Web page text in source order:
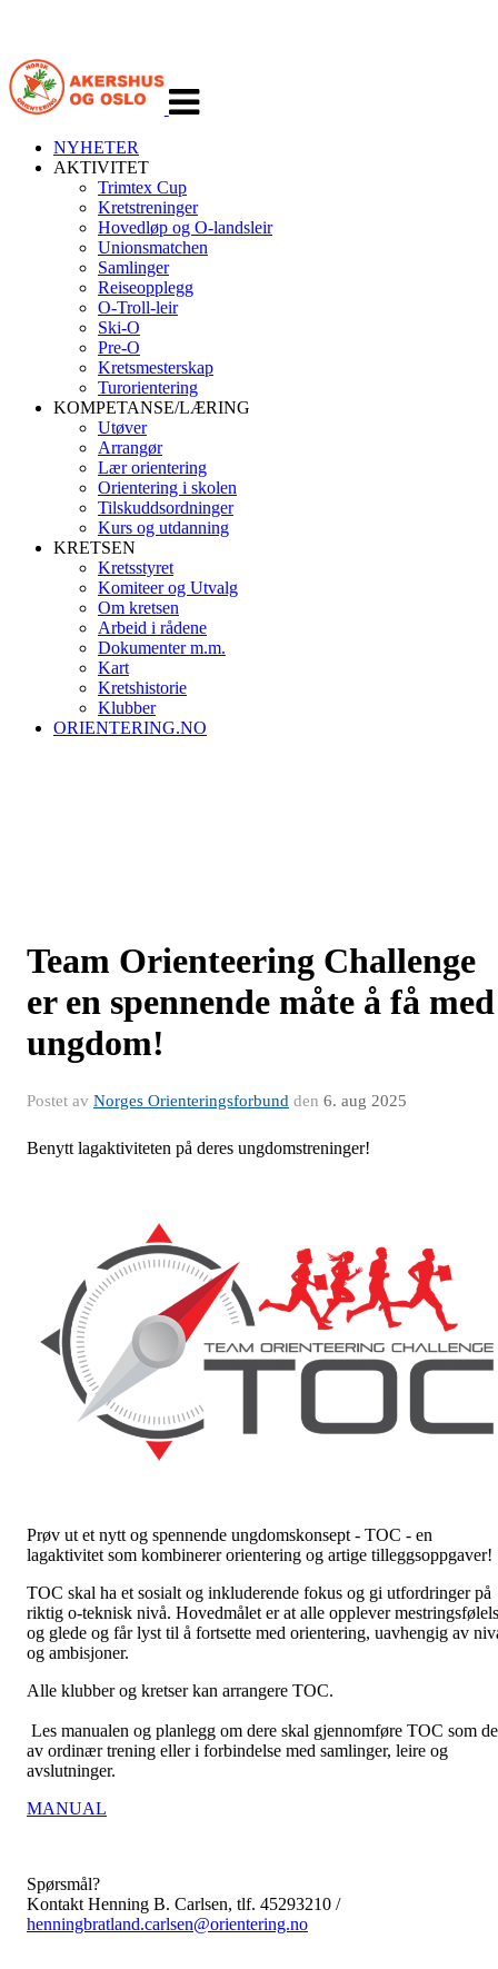
navigasjon
NYHETER
AKTIVITET
Trimtex Cup
Kretstreninger
Hovedløp og O-landsleir
Unionsmatchen
Samlinger
Reiseopplegg
O-Troll-leir
Ski-O
Pre-O
Kretsmesterskap
Turorientering
KOMPETANSE/LÆRING
Utøver
Arrangør
Lær orientering
Orientering i skolen
Tilskuddsordninger
Kurs og utdanning
KRETSEN
Kretsstyret
Komiteer og Utvalg
Om kretsen
Arbeid i rådene
Dokumenter m.m.
Kart
Kretshistorie
Klubber
ORIENTERING.NO
Team Orienteering Challenge
er en spennende måte å få med
ungdom!
Postet av Norges Orienteringsforbund den 6. aug 2025
Benytt lagaktiviteten på deres ungdomstreninger!
Prøv ut et nytt og spennende ungdomskonsept - TOC - en
lagaktivitet som kombinerer orientering og artige tilleggsoppgaver!
TOC skal ha et sosialt og inkluderende fokus og gi utfordringer på
riktig o-teknisk nivå. Hovedmålet er at alle opplever
og glede og får lyst til å fortsette med orientering, uavhengig av
og ambisjoner.
Alle klubber og kretser kan arrangere TOC.
Les manualen og planlegg om dere skal gjennomføre TOC som
av ordinær trening eller i forbindelse med samlinger, leire og
avslutninger.
MANUAL
Spørsmål?
Kontakt Henning B. Carlsen, tlf. 45293210 /
henningbratland.carlsen@orientering.no